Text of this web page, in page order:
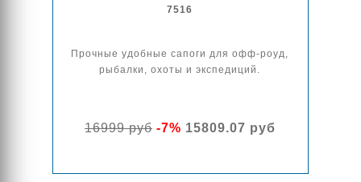
7516
Прочные удобные сапоги для офф-роуд,
рыбалки, охоты и экспедиций.
16999 руб-7% 15809.07 руб